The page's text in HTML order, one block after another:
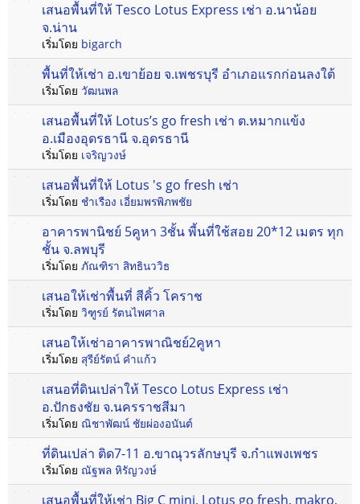
เสนอพื้นที่ให้ Tesco Lotus Express เช่า อ.นาน้อย
จ.น่าน
เริ่มโดย bigarch
พื้นที่ให้เช่า อ.เขาย้อย จ.เพชรบุรี อำเภอแรกก่อนลงใต้
เริ่มโดย วัฒนพล
เสนอพื้นที่ให้ Lotus’s go fresh เช่า ต.หมากแข้ง
อ.เมืองอุดรธานี จ.อุดรธานี
เริ่มโดย เจริญวงษ์
เสนอพื้นที่ให้ Lotus 's go fresh เช่า
เริ่มโดย ชำเรือง เอี่ยมพรพิภพชัย
อาคารพานิชย์ 5คูหา 3ชั้น พี้นที่ใช้สอย 20*12 เมตร ทุก
ชั้น จ.ลพบุรี
เริ่มโดย ภัณฑิรา สิทธินววิธ
เสนอให้เช่าพื้นที่ สีคิ้ว โคราช
เริ่มโดย วิฑูรย์ รัตนไพศาล
เสนอให้เช่าอาคารพาณิชย์2คูหา
เริ่มโดย สุรีย์รัตน์ คำแก้ว
เสนอที่ดินเปล่าให้ Tesco Lotus Express เช่า
อ.ปักธงชัย จ.นครราชสีมา
เริ่มโดย ณิชาพัฒน์ ชัยผ่องอนันต์
ที่ดินเปล่า ติด7-11 อ.ขาณุวรลักษบุรี จ.กำแพงเพชร
เริ่มโดย ณัฐพล หิรัญวงษ์
เสนอพื้นที่ให้เช่า Big C mini, Lotus go fresh, makro,